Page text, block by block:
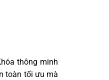
thông minh
toàn tối ưu mà